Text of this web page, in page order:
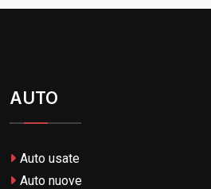
AUTO
Auto usate
Auto nuove